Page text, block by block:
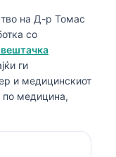
на Д-р Томас
со
ги
и медицинскиот
медицина,